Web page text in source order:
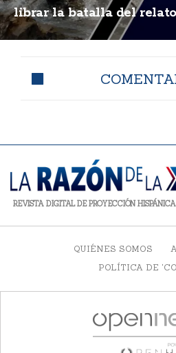
librar la batalla del
REVISTA DIGITAL DE PROYECCIÓN
QUIÉNES SOMOS
POLÍTICA DE